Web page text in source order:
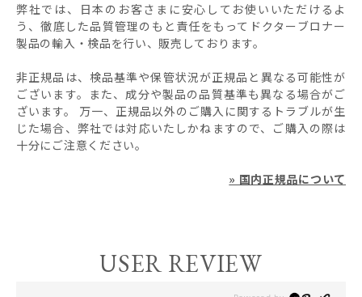
弊社では、日本のお客さまに安心してお使いいただけるよ
う、徹底した品質管理のもと責任をもってドクターブロナー
製品の輸入・検品を行い、販売しております。
非正規品は、検品基準や保管状況が正規品と異なる可能性が
ございます。また、成分や製品の品質基準も異なる場合がご
ざいます。 万一、正規品以外のご購入に関するトラブルが生
じた場合、弊社では対応いたしかねますので、ご購入の際は
十分にご注意ください。
» 国内正規品について
USER REVIEW